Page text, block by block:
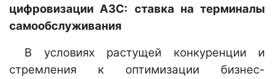
цифровизации АЗС: ставка на терминалы
самообслуживания
В условиях растущей конкуренции и
стремления к оптимизации бизнес-